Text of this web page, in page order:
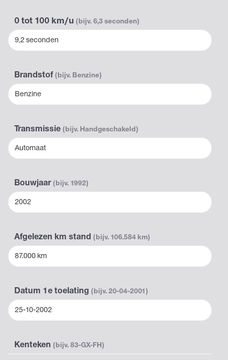
0 tot 100 km/u (bijv. 6,3 seconden)
9,2 seconden
Brandstof (bijv. Benzine)
Benzine
Transmissie (bijv. Handgeschakeld)
Automaat
Bouwjaar (bijv. 1992)
2002
Afgelezen km stand (bijv. 106.584 km)
87.000 km
Datum 1e toelating (bijv. 20-04-2001)
25-10-2002
Kenteken (bijv. 83-GX-FH)